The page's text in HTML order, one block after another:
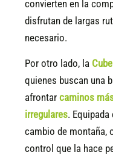
convierten en la
disfrutan de largas
necesario.
Por otro lado, la
quienes buscan una
afrontarcaminos
irregulares.
cambio de montaña,
control que la hace